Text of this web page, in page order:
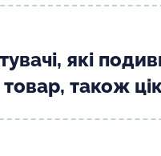
які
також